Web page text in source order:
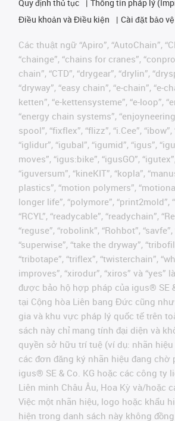
Quy định thủ tục
Thông tin pháp lý
Điều khoản và Điều kiện
Cài đặt bảo
Các thuật ngữ “Apiro”, “AutoChain”,
“chainge”, “chains for cranes”,
chain”, “CTD”, “drygear”, “drylin”,
“dryway”, “easy chain”, “e-chain”, “e-
ketten”, “e-kettensysteme”, “e-loop”,
“energy chain systems”,
spool”, “fixflex”, “flizz”, “i.Cee”, “ibow”,
“iglidur”, “igubal”, “igumid”, “igus”,
moves”, “igus:bike”, “igusGO”,
“iguversum”, “kineKIT”, “kopla”,
plastics”, “motion polymers”,
longer life”, “polymore”, “print2mold”,
“RCYL”, “readycable”, “readychain”,
“reguse”, “robolink”, “Rohbot”,
“superwise”, “take the dryway”,
“tribotape”, “triflex”, “twisterchain”,
improves”, “xirodur”, “xiros” và “yes”
được bảo hộ hợp pháp của igus® SE
tại Cộng hòa Liên bang Đức cũng
gia và khu vực pháp lý quốc tế trên
sách này chỉ mang tính đại diện và
quyền sở hữu trí tuệ (ví dụ: nhãn hiệu
các đơn đăng ký nhãn hiệu đang chờ
igus® SE & Co. KG hoặc các công ty
Liên minh Châu Âu, Hoa Kỳ và/hoặc
Việc một nhãn hiệu, logo hoặc khẩu
hiện trong danh sách này không